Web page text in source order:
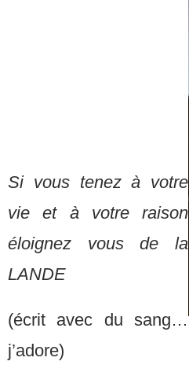
Si vous tenez à votre
vie et à votre raison
éloignez vous de la
LANDE
(écrit avec du sang…
j’adore)